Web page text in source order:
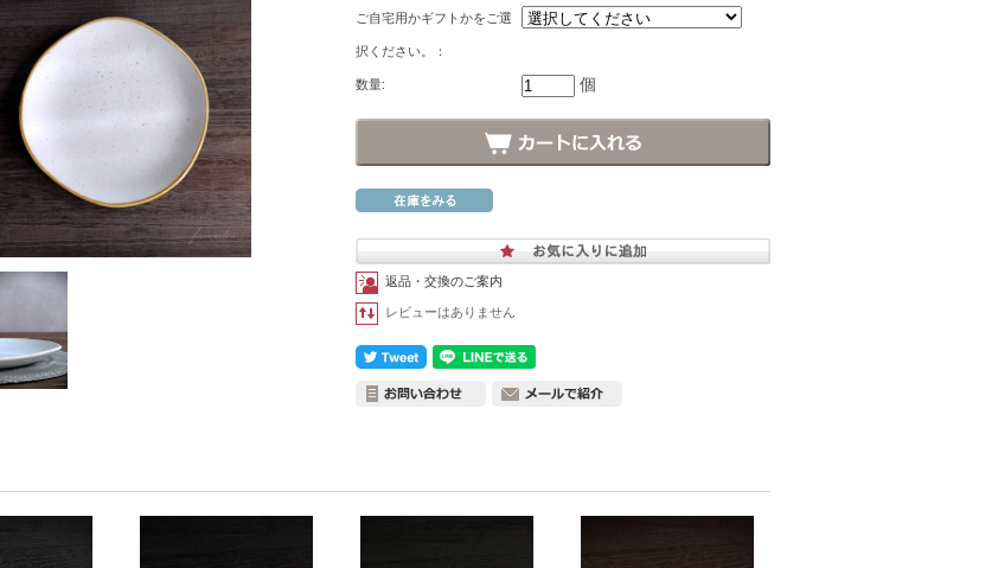
ご自宅用かギフトかをご選
択ください。：
数量: 個
返品・交換のご案内
レビューはありません